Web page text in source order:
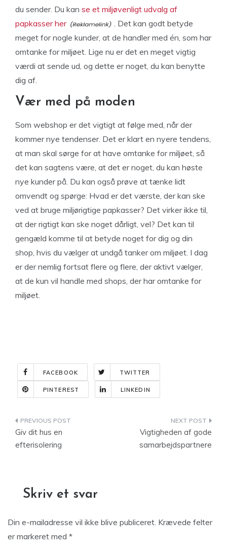
du sender. Du kan se et miljøvenligt udvalg af
papkasser her
. Det kan godt betyde
meget for nogle kunder, at de handler med én, som har
omtanke for miljøet. Lige nu er det en meget vigtig
værdi at sende ud, og dette er noget, du kan benytte
dig af.
Vær med på moden
Som webshop er det vigtigt at følge med, når der
kommer nye tendenser. Det er klart en nyere tendens,
at man skal sørge for at have omtanke for miljøet, så
det kan sagtens være, at det er noget, du kan høste
nye kunder på. Du kan også prøve at tænke lidt
omvendt og spørge: Hvad er det værste, der kan ske
ved at bruge miljørigtige papkasser? Det virker ikke til,
at der rigtigt kan ske noget dårligt, vel? Det kan til
gengæld komme til at betyde noget for dig og din
shop, hvis du vælger at undgå tanker om miljøet. I dag
er der nemlig fortsat flere og flere, der aktivt vælger,
at de kun vil handle med shops, der har omtanke for
miljøet.
FACEBOOK TWITTER
PINTEREST LINKEDIN
Indlægsnavigation
Giv dit hus en
efterisolering
Vigtigheden af gode
samarbejdspartnere
Skriv et svar
Din e-mailadresse vil ikke blive publiceret. Krævede felter
er markeret med *